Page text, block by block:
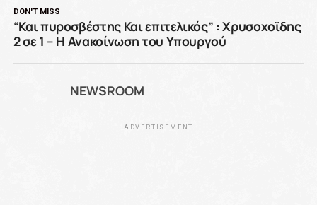
DON'T MISS
“Και πυροσβέστης Και επιτελικός” : Χρυσοχοϊδης
2 σε 1 – Η Ανακοίνωση του Υπουργού
NEWSROOM
ADVERTISEMENT